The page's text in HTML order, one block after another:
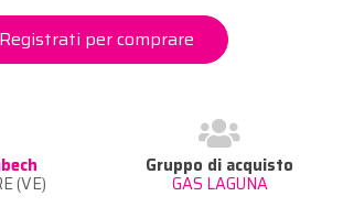
Registrati per comprare
(VE)
Gruppo di acquisto
GAS LAGUNA